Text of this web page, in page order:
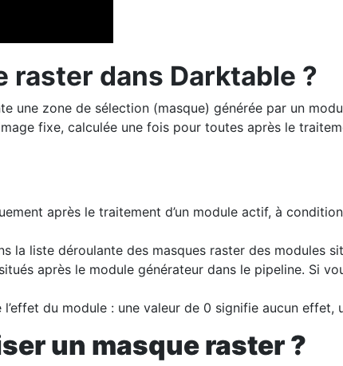
raster dans Darktable ?
une zone de sélection (masque) générée par un
fixe, calculée une fois pour toutes après le
après le traitement d’un module actif, à
la liste déroulante des masques raster des modules
après le module générateur dans le pipeline. Si
du module : une valeur de 0 signifie aucun
un masque raster ?